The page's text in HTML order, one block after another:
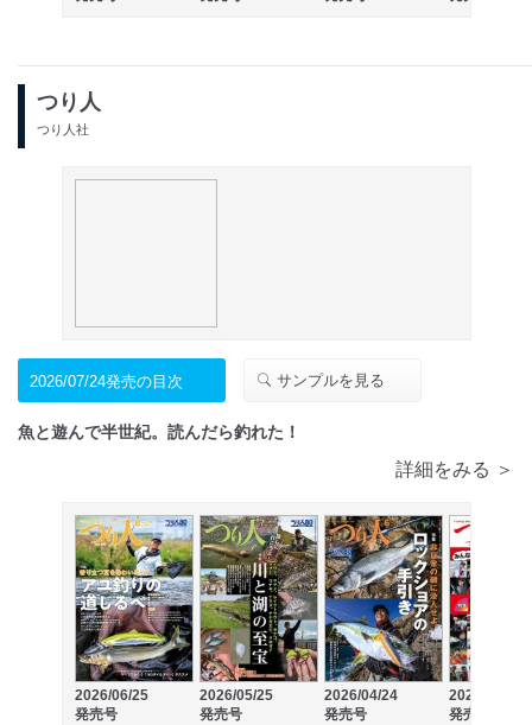
つり人
つり人社
2026/07/24発売の目次 サンプルを見る
魚と遊んで半世紀。読んだら釣れた！
詳細をみる ＞
2026/06/25
発売号
2026/05/25
発売号
2026/04/24
発売号
2026/03/25
発売号